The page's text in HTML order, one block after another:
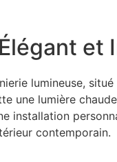
et
lumineuse,
une lumière
installation
contemporain.